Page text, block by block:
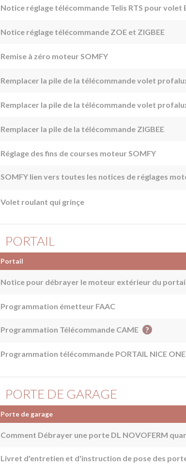
Notice réglage télécommande Telis RTS pour volet
Notice réglage télécommande ZOE et ZIGBEE
Remise à zéro moteur SOMFY
Remplacer la pile de la télécommande volet
Remplacer la pile de la télécommande volet
Remplacer la pile de la télécommande ZIGBEE
Réglage des fins de courses moteur SOMFY
SOMFY lien vers toutes les notices de réglages
Volet roulant qui grinçe
PORTAIL
Portail
Notice pour débrayer le moteur extérieur du
Programmation émetteur FAAC
Programmation Télécommande CAME ?
Programmation télécommande PORTAIL NICE
PORTE DE GARAGE
Porte de garage
Comment Débrayer une porte DL NOVOFERM
Livret d'entretien et d'instruction de pose des